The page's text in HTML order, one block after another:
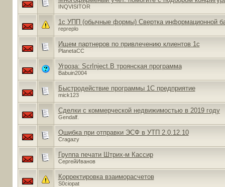
INQVISITOR
1с УПП (обычные формы) Свертка информационной
repreplo
Ищем партнеров по привлечению клиентов 1с
PlanetaCC
Угроза: ScrInject.B троянская программа
Babuin2004
Быстродействие программы 1С предприятие
mick123
Сделки с коммерческой недвижимостью в 2019 году
Gendalf.
Ошибка при отправки ЭСФ в УТП 2.0.12.10
Cragazy
Группа печати Штрих-м Кассир
СергейИванов
Корректировка взаиморасчетов
S0ciopat